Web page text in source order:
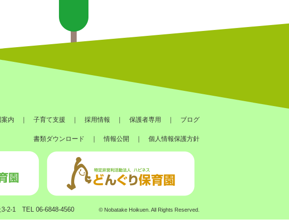
案内 ｜ 子育て支援 ｜ 採用情報 ｜ 保護者専用 ｜ ブログ
書類ダウンロード ｜情報公開 ｜ 個人情報保護方針
3-2-1 TEL 06-6848-4560 © Nobatake Hoikuen. All Rights Reserved.